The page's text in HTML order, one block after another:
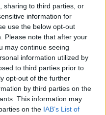
sharing to third parties, or
information for
use the below opt-out
Please note that after your
may continue seeing
information utilized by
to third parties prior to
opt-out of the further
by third parties on the
This information may
on the IAB’s List of